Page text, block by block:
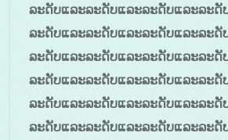
ລະດັບແລະລະດັບແລະລະດັບແລະລະດັ
ລະດັບແລະລະດັບແລະລະດັບແລະລະດັ
ລະດັບແລະລະດັບແລະລະດັບແລະລະດັ
ລະດັບແລະລະດັບແລະລະດັບແລະລະດັ
ລະດັບແລະລະດັບແລະລະດັບແລະລະດັ
ລະດັບແລະລະດັບແລະລະດັບແລະລະດັ